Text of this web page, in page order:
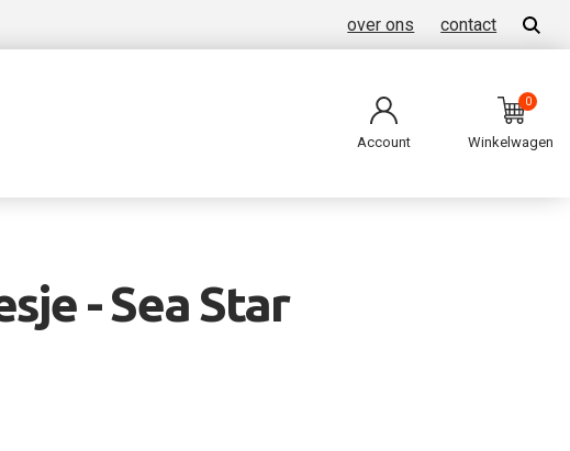
over ons contact
Account
0
Winkelwagen
- Sea Star